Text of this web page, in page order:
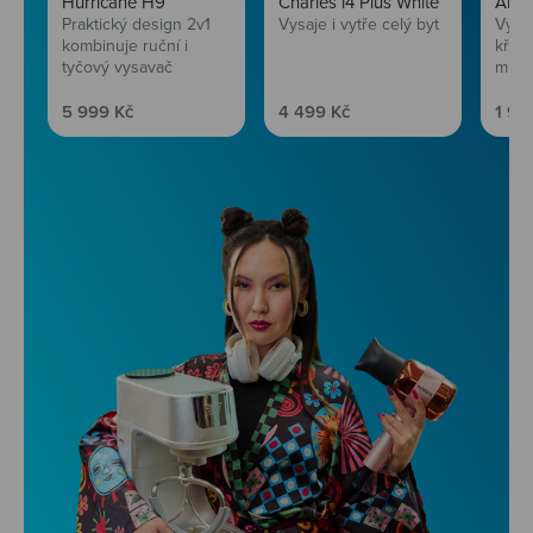
Praktický design 2v1
kombinuje ruční i
tyčový vysavač
Prodejní cena
5 999 Kč
Vysaje i vytře celý byt
Prodejní cena
4 499 Kč 1
Niceboy ONE Ultra